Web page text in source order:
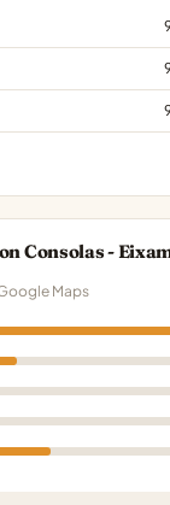
Consolas -
Maps